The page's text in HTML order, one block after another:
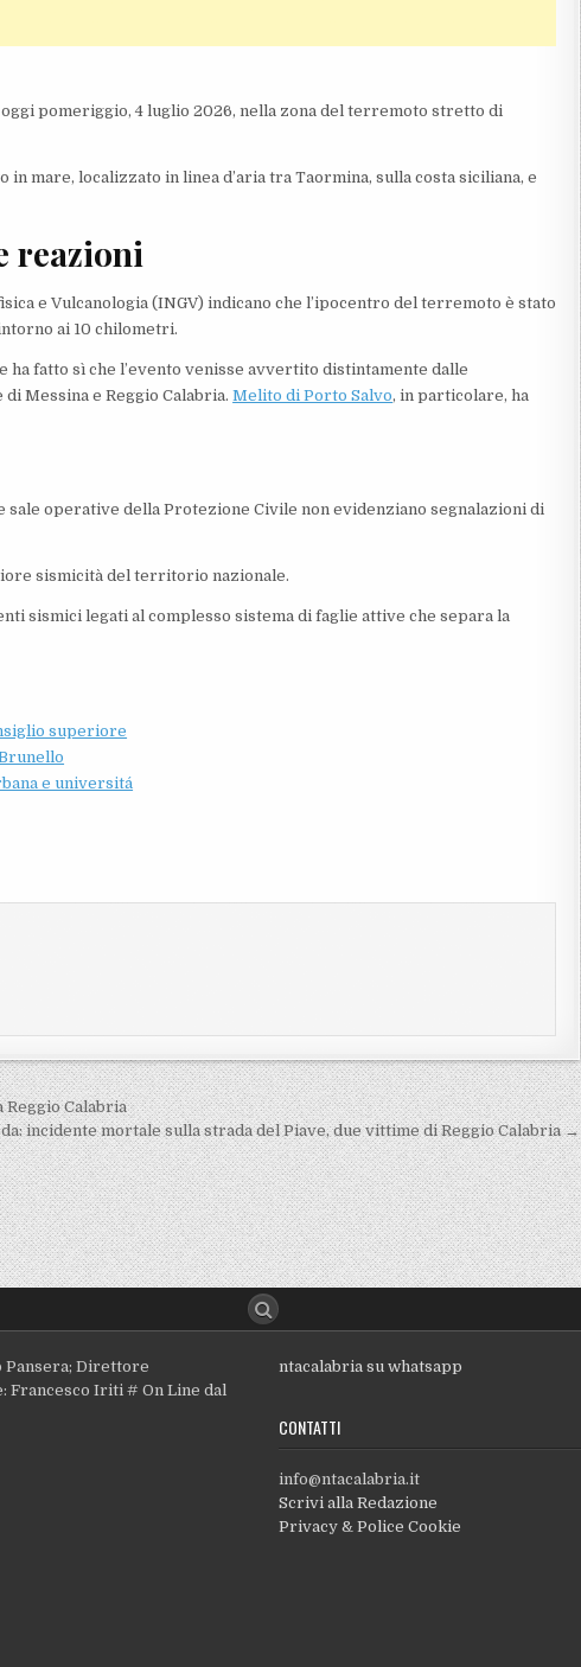
pomeriggio, 4 luglio 2026, nella zona del terremoto stretto di
mare, localizzato in linea d’aria tra Taormina, sulla costa siciliana, e
reazioni
e Vulcanologia (INGV) indicano che l’ipocentro del terremoto è stato
ai 10 chilometri.
fatto sì che l’evento venisse avvertito distintamente dalle
Messina e Reggio Calabria.Melito di Porto Salvo, in particolare, ha
operative della Protezione Civile non evidenziano segnalazioni di
sismicità del territorio nazionale.
sismici legati al complesso sistema di faglie attive che separa la
superiore
e universitá
Calabria
incidente mortale sulla strada del Piave, due vittime di Reggio Calabria →
Pansera; Direttore
Francesco Iriti # On Line dal
ntacalabria su whatsapp
CONTATTI
info@ntacalabria.it
Scrivi alla Redazione
Privacy & Police Cookie